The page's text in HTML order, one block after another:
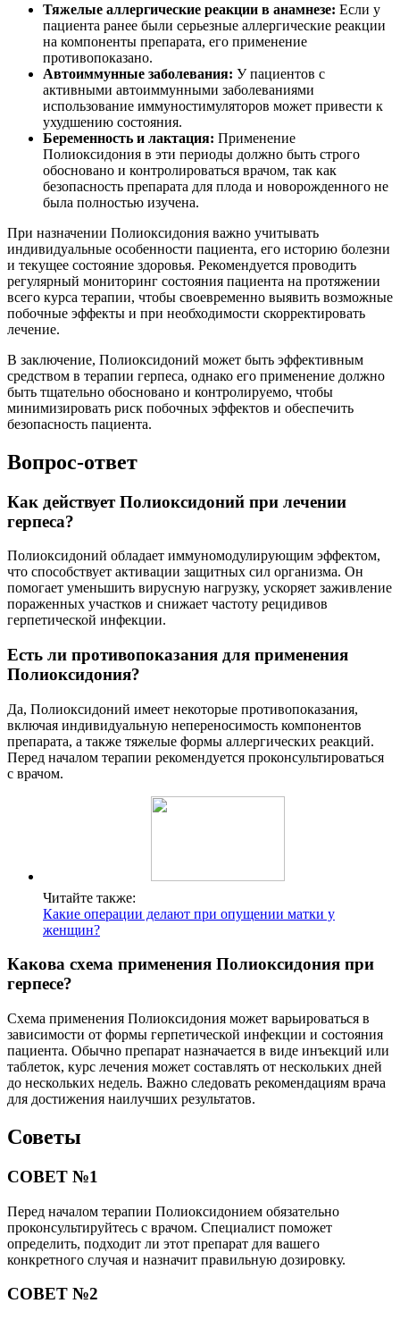
Тяжелые аллергические реакции в анамнезе: Если у
пациента ранее были серьезные аллергические реакции
на компоненты препарата, его применение
противопоказано.
Автоиммунные заболевания: У пациентов с
активными автоиммунными заболеваниями
использование иммуностимуляторов может привести к
ухудшению состояния.
Беременность и лактация: Применение
Полиоксидония в эти периоды должно быть строго
обосновано и контролироваться врачом, так как
безопасность препарата для плода и новорожденного не
была полностью изучена.
При назначении Полиоксидония важно учитывать
индивидуальные особенности пациента, его историю болезни
и текущее состояние здоровья. Рекомендуется проводить
регулярный мониторинг состояния пациента на протяжении
всего курса терапии, чтобы своевременно выявить возможные
побочные эффекты и при необходимости скорректировать
лечение.
В заключение, Полиоксидоний может быть эффективным
средством в терапии герпеса, однако его применение должно
быть тщательно обосновано и контролируемо, чтобы
минимизировать риск побочных эффектов и обеспечить
безопасность пациента.
Вопрос-ответ
Как действует Полиоксидоний при лечении
герпеса?
Полиоксидоний обладает иммуномодулирующим эффектом,
что способствует активации защитных сил организма. Он
помогает уменьшить вирусную нагрузку, ускоряет заживление
пораженных участков и снижает частоту рецидивов
герпетической инфекции.
Есть ли противопоказания для применения
Полиоксидония?
Да, Полиоксидоний имеет некоторые противопоказания,
включая индивидуальную непереносимость компонентов
препарата, а также тяжелые формы аллергических реакций.
Перед началом терапии рекомендуется проконсультироваться
с врачом.
Читайте также:
Какие операции делают при опущении матки у
женщин?
Какова схема применения Полиоксидония при
герпесе?
Схема применения Полиоксидония может варьироваться в
зависимости от формы герпетической инфекции и состояния
пациента. Обычно препарат назначается в виде инъекций или
таблеток, курс лечения может составлять от нескольких дней
до нескольких недель. Важно следовать рекомендациям врача
для достижения наилучших результатов.
Советы
СОВЕТ №1
Перед началом терапии Полиоксидонием обязательно
проконсультируйтесь с врачом. Специалист поможет
определить, подходит ли этот препарат для вашего
конкретного случая и назначит правильную дозировку.
СОВЕТ №2